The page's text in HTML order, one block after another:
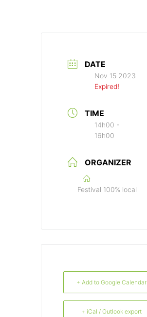
DATE
Nov 15 2023
Expired!
TIME
14h00 -
16h00
ORGANIZER
Festival 100% local
+ Add to Google Calendar
+ iCal / Outlook export